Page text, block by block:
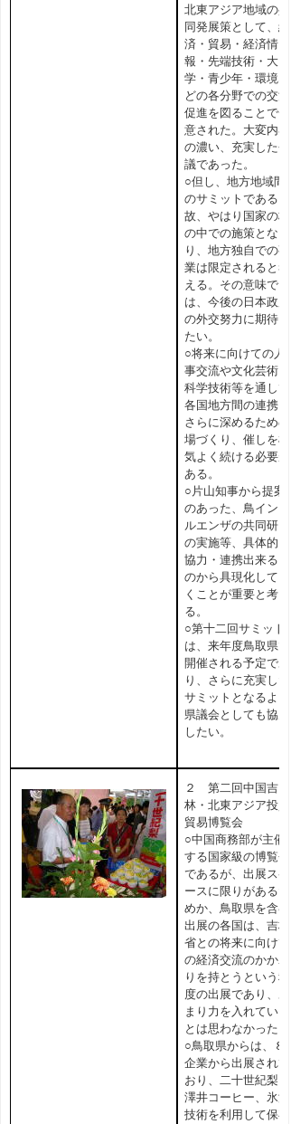
北東アジア地域の共
同発展策として、経
済・貿易・経済情
報・先端技術・大
学・青少年・環境な
どの各分野での交流
促進を図ることで合
意された。大変内容
の濃い、充実した会
議であった。
○但し、地方地域間
のサミットである
故、やはり国家の枠
の中での施策とな
り、地方独自での事
業は限定されると考
える。その意味で
は、今後の日本政府
の外交努力に期待し
たい。
○将来に向けての人
事交流や文化芸術、
科学技術等を通して
各国地方間の連携を
さらに深めるための
場づくり、催しを根
気よく続ける必要が
ある。
○片山知事から提案
のあった、鳥インフ
ルエンザの共同研究
の実施等、具体的に
協力・連携出来るも
のから具現化してい
くことが重要と考え
る。
○第十二回サミット
は、来年度鳥取県で
開催される予定であ
り、さらに充実した
サミットとなるよう
県議会としても協力
したい。
２ 第二回中国吉
林・北東アジア投資
貿易博覧会
○中国商務部が主催
する国家級の博覧会
であるが、出展スペ
ースに限りがあるた
めか、鳥取県を含む
出展の各国は、吉林
省との将来に向けて
の経済交流のかかわ
りを持とうという程
度の出展であり、あ
まり力を入れている
とは思わなかった。
○鳥取県からは、８
企業から出展されて
おり、二十世紀梨、
澤井コーヒー、氷温
技術を利用して保存